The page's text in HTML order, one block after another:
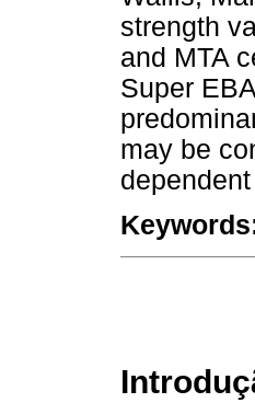
strength
and MTA
Super
may be